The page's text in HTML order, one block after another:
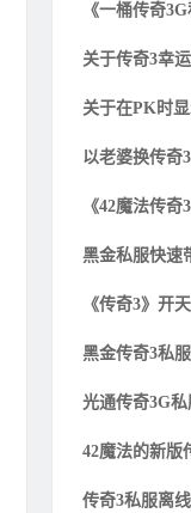
《一桶传奇
关于传奇3幸
关于在PK时
以老婆换传奇
《42魔法传
黑金私服快速
《传奇3》开
黑金传奇3私
光通传奇3G
42魔法的新版
传奇3私服离